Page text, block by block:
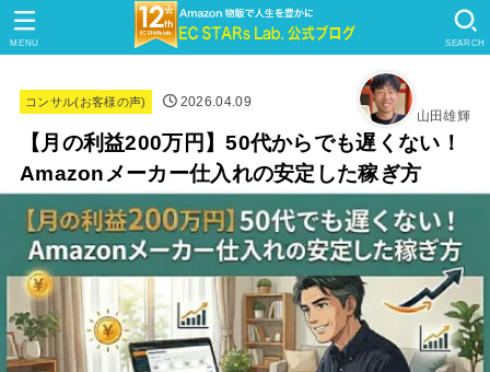
SEARCH
MENU
コンサル(お客様の声)
2026.04.09
山田雄輝
【月の利益200万円】50代からでも遅くない！
Amazonメーカー仕入れの安定した稼ぎ方